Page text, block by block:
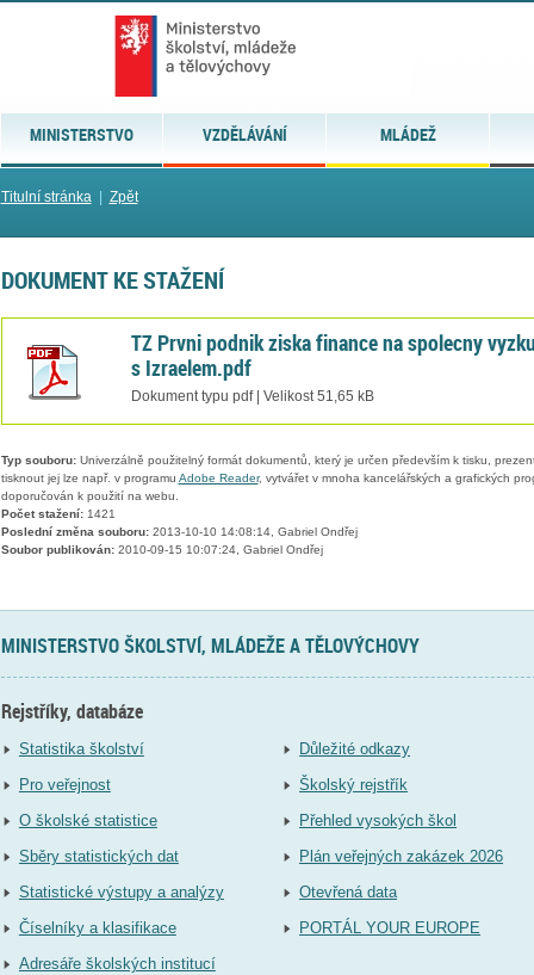
MINISTERSTVO VZDĚLÁVÁNÍ MLÁDEŽ
Titulní stránka| Zpět
DOKUMENT KE STAŽENÍ
TZ Prvni podnik ziska finance na spolecny
s Izraelem.pdf
Dokument typu pdf | Velikost 51,65 kB
Typ souboru:Univerzálně použitelný formát dokumentů, který je určen především k tisku,
tisknout jej lze např. v programu Adobe Reader, vytvářet v mnoha kancelářských a grafických
doporučován k použití na webu.
Počet stažení:1421
Poslední změna souboru:2013-10-10 14:08:14, Gabriel Ondřej
Soubor publikován:2010-09-15 10:07:24, Gabriel Ondřej
MINISTERSTVO ŠKOLSTVÍ, MLÁDEŽE A TĚLOVÝCHOVY
Rejstříky, databáze
Statistika školství
Pro veřejnost
O školské statistice
Sběry statistických dat
Statistické výstupy a analýzy
Číselníky a klasifikace
Adresáře školských institucí
Důležité odkazy
Školský rejstřík
Přehled vysokých škol
Plán veřejných zakázek 2026
Otevřená data
PORTÁL YOUR EUROPE